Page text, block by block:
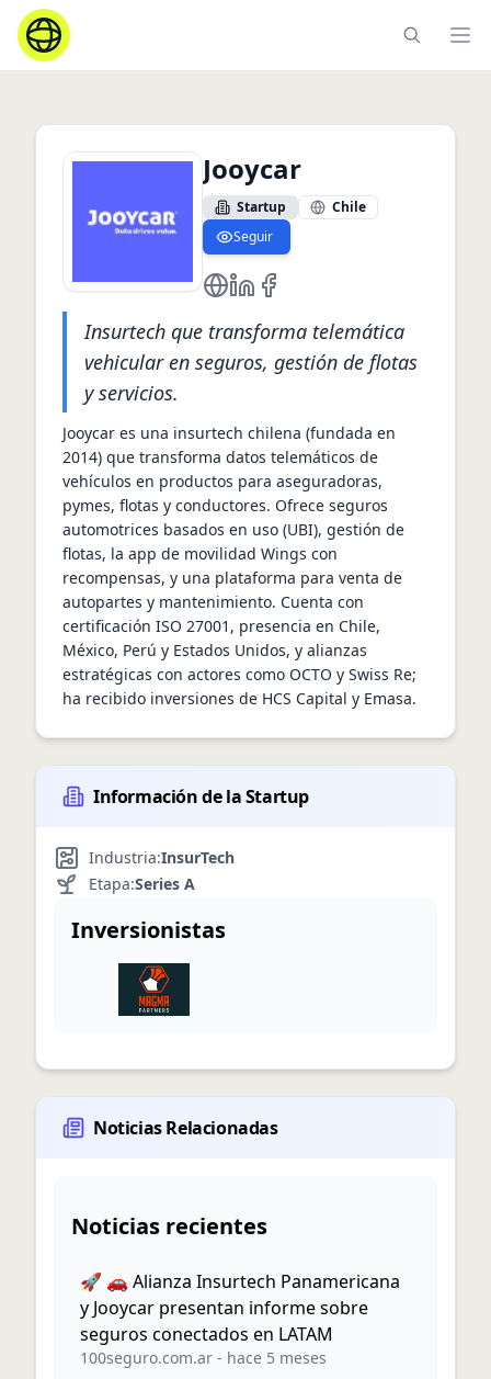
Jooycar
Startup
Chile
Seguir
https://jooycar.com/
https://www.linkedin.com/
https://
Insurtech que transforma telemática
vehicular en seguros, gestión de flotas
y servicios.
Jooycar es una insurtech chilena (fundada en
2014) que transforma datos telemáticos de
vehículos en productos para aseguradoras,
pymes, flotas y conductores. Ofrece seguros
automotrices basados en uso (UBI), gestión de
flotas, la app de movilidad Wings con
recompensas, y una plataforma para venta de
autopartes y mantenimiento. Cuenta con
certificación ISO 27001, presencia en Chile,
México, Perú y Estados Unidos, y alianzas
estratégicas con actores como OCTO y Swiss Re;
ha recibido inversiones de HCS Capital y Emasa.
Información de la Startup
Industria:InsurTech
Etapa:Series A
Inversionistas
Noticias Relacionadas
Noticias recientes
🚀 🚗 Alianza Insurtech Panamericana
y Jooycar presentan informe sobre
seguros conectados en LATAM
100seguro.com.ar - hace 5 meses